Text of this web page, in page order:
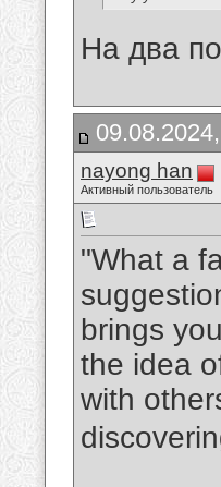
На два
nayong han
Активный пользователь
"What a
brings
the idea
with